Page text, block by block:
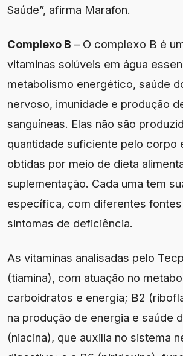
Saúde”, afirma Marafon.
Complexo B – O complexo B é
vitaminas solúveis em água
metabolismo energético, saúde
nervoso, imunidade e produção
sanguíneas. Elas não são
quantidade suficiente pelo corpo
obtidas por meio de dieta
suplementação. Cada uma tem
específica, com diferentes
sintomas de deficiência.
As vitaminas analisadas pelo
(tiamina), com atuação no
carboidratos e energia; B2
na produção de energia e saúde
(niacina), que auxilia no sistema